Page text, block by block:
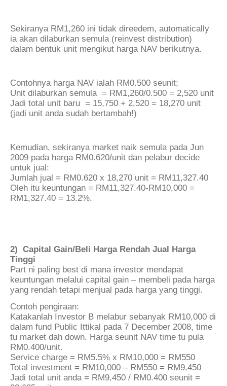
Sekiranya RM1,260 ini tidak direedem, automatically
ia akan dilaburkan semula (reinvest distribution)
dalam bentuk unit mengikut harga NAV berikutnya.
Contohnya harga NAV ialah RM0.500 seunit;
Unit dilaburkan semula = RM1,260/0.500 = 2,520 unit
Jadi total unit baru = 15,750 + 2,520 = 18,270 unit
(jadi unit anda sudah bertambah!)
Kemudian, sekiranya market naik semula pada Jun
2009 pada harga RM0.620/unit dan pelabur decide
untuk jual:
Jumlah jual = RM0.620 x 18,270 unit = RM11,327.40
Oleh itu keuntungan = RM11,327.40-RM10,000 =
RM1,327.40 = 13.2%.
2) Capital Gain/Beli Harga Rendah Jual Harga
Tinggi
Part ni paling best di mana investor mendapat
keuntungan melalui capital gain – membeli pada harga
yang rendah tetapi menjual pada harga yang tinggi.
Contoh pengiraan:
Katakanlah Investor B melabur sebanyak RM10,000 di
dalam fund Public Ittikal pada 7 December 2008, time
tu market dah down. Harga seunit NAV time tu pula
RM0.400/unit.
Service charge = RM5.5% x RM10,000 = RM550
Total investment = RM10,000 – RM550 = RM9,450
Jadi total unit anda = RM9,450 / RM0.400 seunit =